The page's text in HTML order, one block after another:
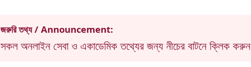
জরুরি তথ্য / Announcement:
সকল অনলাইন সেবা ও একাডেমিক তথ্যের জন্য নীচের বাটনে ক্লিক